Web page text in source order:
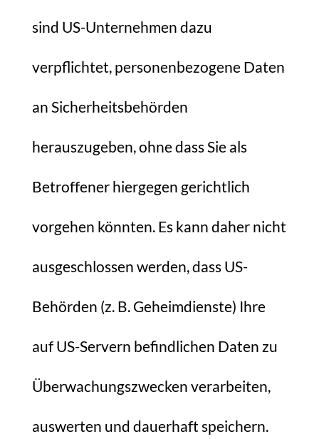
sind US-Unternehmen dazu
verpflichtet, personenbezogene Daten
an Sicherheitsbehörden
herauszugeben, ohne dass Sie als
Betroffener hiergegen gerichtlich
vorgehen könnten. Es kann daher nicht
ausgeschlossen werden, dass US-
Behörden (z. B. Geheimdienste) Ihre
auf US-Servern befindlichen Daten zu
Überwachungszwecken verarbeiten,
auswerten und dauerhaft speichern.